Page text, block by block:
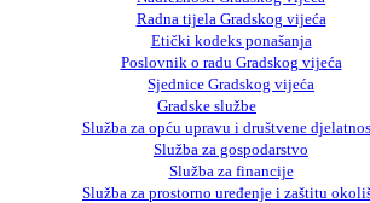
Radna tijela Gradskog vijeća
Etički kodeks ponašanja
Poslovnik o radu Gradskog vijeća
Sjednice Gradskog vijeća
Gradske službe
Služba za opću upravu i društvene
Služba za gospodarstvo
Služba za financije
Služba za prostorno uređenje i zaštitu